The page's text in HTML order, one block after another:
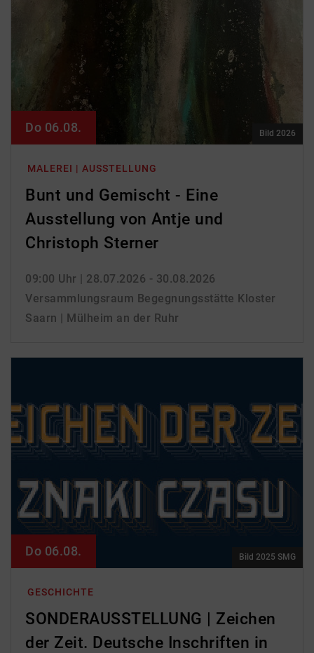
MALEREI | AUSSTELLUNG
Bunt und Gemischt - Eine
Ausstellung von Antje und
Christoph Sterner
09:00 Uhr | 28.07.2026 - 30.08.2026
Versammlungsraum Begegnungsstätte Kloster
Saarn | Mülheim an der Ruhr
Do 06.08. Bild 2026
GESCHICHTE
SONDERAUSSTELLUNG | Zeichen
der Zeit. Deutsche Inschriften in
Do 06.08. Bild 2025 SMG